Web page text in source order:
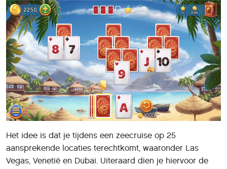
Het idee is dat je tijdens een zeecruise op 25
aansprekende locaties terechtkomt, waaronder Las
Vegas, Venetië en Dubai. Uiteraard dien je hiervoor de